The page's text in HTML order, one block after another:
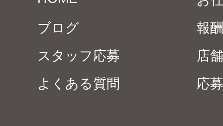
ブログ
報
スタッフ応募
店
よくある質問
応